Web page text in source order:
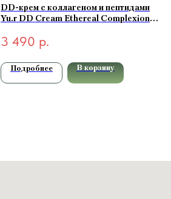
DD-крем с коллагеном и пептидами
Yu.r DD Cream Ethereal Complexion
3 490 р.
Подробнее В корзину